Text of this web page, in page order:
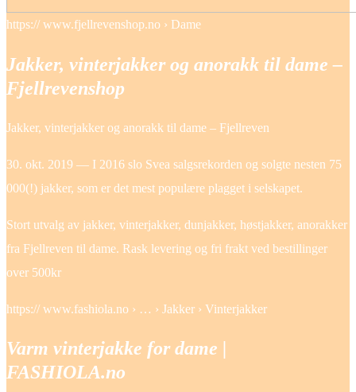
https:// www.fjellrevenshop.no › Dame
Jakker, vinterjakker og anorakk til dame –
Fjellrevenshop
Jakker, vinterjakker og anorakk til dame – Fjellreven
30. okt. 2019 — I 2016 slo Svea salgsrekorden og solgte nesten 75
000(!) jakker, som er det mest populære plagget i selskapet.
Stort utvalg av jakker, vinterjakker, dunjakker, høstjakker, anorakker
fra Fjellreven til dame. Rask levering og fri frakt ved bestillinger
over 500kr
https:// www.fashiola.no › … › Jakker › Vinterjakker
Varm vinterjakke for dame |
FASHIOLA.no